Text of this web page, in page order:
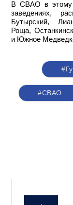
В СВАО в этому
заведениях,
Бутырский,
Роща,
и Южное
#СВАО